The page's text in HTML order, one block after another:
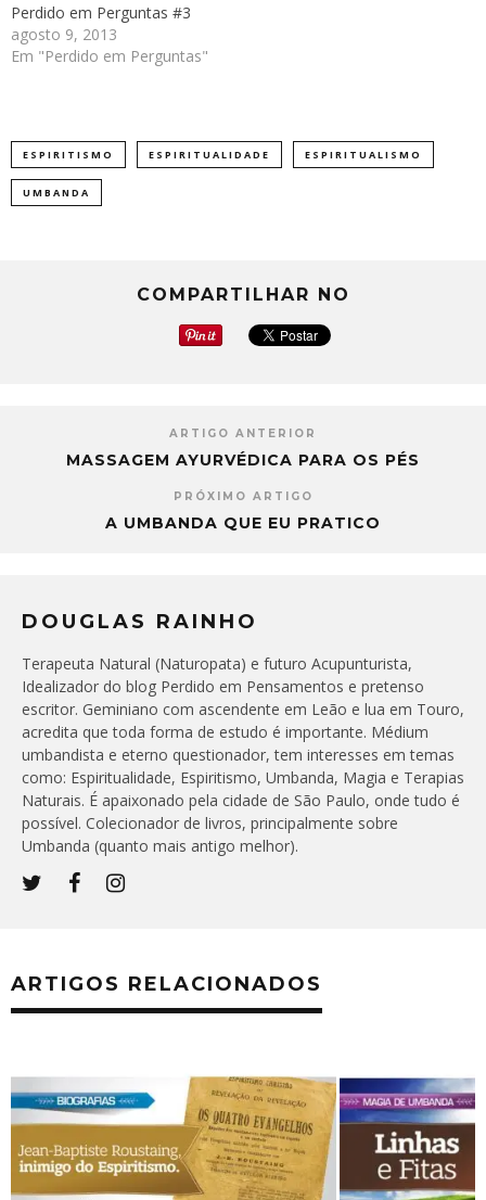
Perdido em Perguntas #3
agosto 9, 2013
Em "Perdido em Perguntas"
ESPIRITISMO ESPIRITUALIDADE ESPIRITUALISMO
UMBANDA
COMPARTILHAR NO
ARTIGO ANTERIOR
MASSAGEM AYURVÉDICA PARA OS PÉS
PRÓXIMO ARTIGO
A UMBANDA QUE EU PRATICO
DOUGLAS RAINHO
Terapeuta Natural (Naturopata) e futuro Acupunturista,
Idealizador do blog Perdido em Pensamentos e pretenso
escritor. Geminiano com ascendente em Leão e lua em Touro,
acredita que toda forma de estudo é importante. Médium
umbandista e eterno questionador, tem interesses em temas
como: Espiritualidade, Espiritismo, Umbanda, Magia e Terapias
Naturais. É apaixonado pela cidade de São Paulo, onde tudo é
possível. Colecionador de livros, principalmente sobre
Umbanda (quanto mais antigo melhor).
ARTIGOS RELACIONADOS